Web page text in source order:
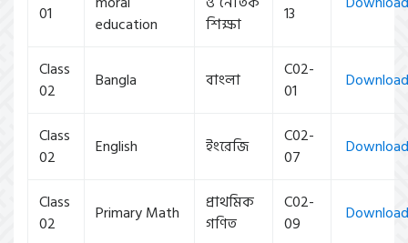
01
education
শিক্ষা
13
Class
02
Bangla বাংলা
C02-
01
Download
Class
02
English ইংরেজি
C02-
07
Download
Class
02
Primary Math
প্রাথমিক
গণিত
C02-
09
Download